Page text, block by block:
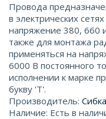
Провода
в электрических
напряжение 380, 660
также для монтажа
применяться на
6000 В постоянного
исполнении к марке
букву 'Т'.
Производитель:
Наличие: Есть в